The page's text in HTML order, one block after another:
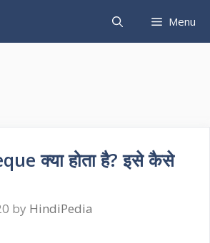
Menu
क्या होता है? इसे कैसे
by HindiPedia